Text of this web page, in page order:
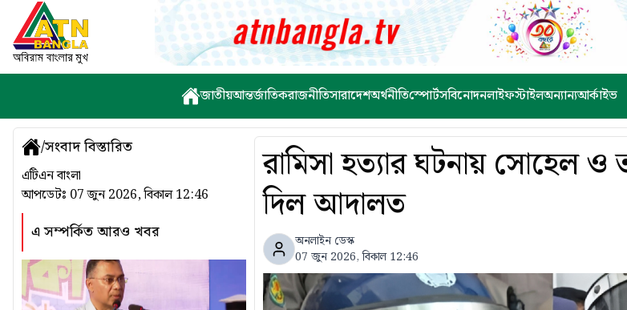
জাতীয়আন্তর্জাতিকরাজনীতিসারাদেশঅর্থনীতিস্পোর্টসবিনোদনলাইফস্টাইলঅন্যান্যআর্কাইভ
/সংবাদ বিস্তারিত
এটিএন বাংলা
আপডেটঃ 07 জুন 2026, বিকাল 12:46
এ সম্পর্কিত আরও খবর
রামিসা হত্যার ঘটনায় সোহেল ও
দিল আদালত
অনলাইন ডেস্ক
07 জুন 2026, বিকাল 12:46